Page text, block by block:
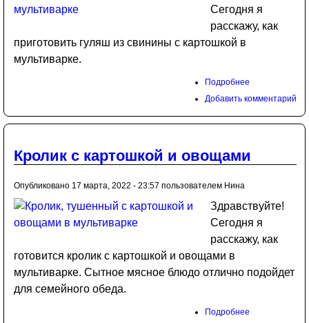
Сегодня я
расскажу, как
приготовить гуляш из свинины с картошкой в
мультиварке.
Подробнее
Добавить комментарий
Кролик с картошкой и овощами
Опубликовано 17 марта, 2022 - 23:57 пользователем Нина
Здравствуйте!
Сегодня я
расскажу, как
готовится кролик с картошкой и овощами в
мультиварке. Сытное мясное блюдо отлично подойдет
для семейного обеда.
Подробнее